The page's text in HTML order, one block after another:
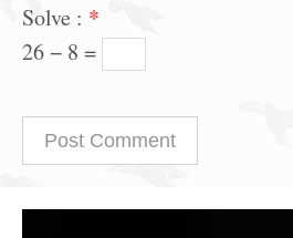
Solve : *
26 − 8 =